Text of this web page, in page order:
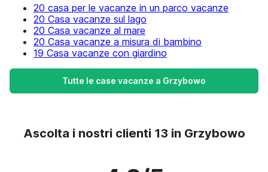
20 casa per le vacanze in un parco vacanze
20 Casa vacanze sul lago
20 Casa vacanze al mare
20 Casa vacanze a misura di bambino
19 Casa vacanze con giardino
Tutte le case vacanze a Grzybowo
Ascolta i nostri clienti 13 in Grzybowo